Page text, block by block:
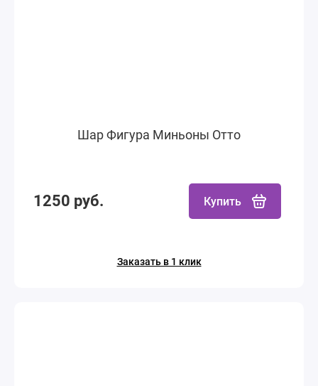
Шар Фигура Миньоны Отто
1250 руб. Купить
Заказать в 1 клик